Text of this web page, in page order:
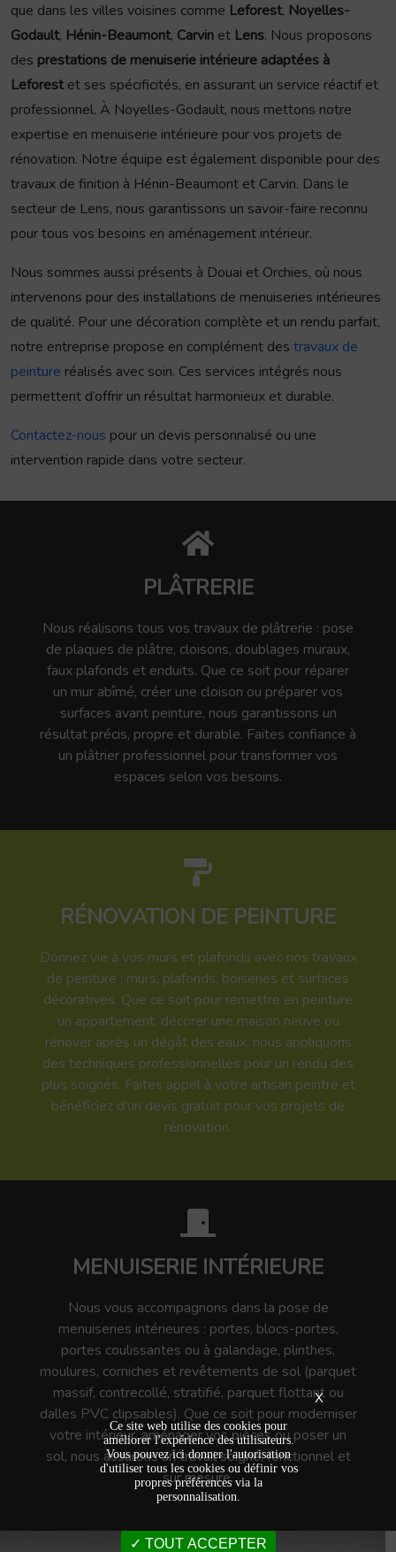
que dans les villes voisines comme Leforest, Noyelles-
Godault, Hénin-Beaumont, Carvin et Lens. Nous proposons
des prestations de menuiserie intérieure adaptées à
Leforest et ses spécificités, en assurant un service réactif et
professionnel. À Noyelles-Godault, nous mettons notre
expertise en menuiserie intérieure pour vos projets de
rénovation. Notre équipe est également disponible pour des
travaux de finition à Hénin-Beaumont et Carvin. Dans le
secteur de Lens, nous garantissons un savoir-faire reconnu
pour tous vos besoins en aménagement intérieur.
Nous sommes aussi présents à Douai et Orchies, où nous
intervenons pour des installations de menuiseries intérieures
de qualité. Pour une décoration complète et un rendu parfait,
notre entreprise propose en complément des travaux de
peinture réalisés avec soin. Ces services intégrés nous
permettent d’offrir un résultat harmonieux et durable.
Contactez-nous pour un devis personnalisé ou une
intervention rapide dans votre secteur.
PLÂTRERIE
Nous réalisons tous vos travaux de plâtrerie : pose
de plaques de plâtre, cloisons, doublages muraux,
faux plafonds et enduits. Que ce soit pour réparer
un mur abîmé, créer une cloison ou préparer vos
surfaces avant peinture, nous garantissons un
résultat précis, propre et durable. Faites confiance à
un plâtrier professionnel pour transformer vos
espaces selon vos besoins.
RÉNOVATION DE PEINTURE
Donnez vie à vos murs et plafonds avec nos travaux
de peinture : murs, plafonds, boiseries et surfaces
décoratives. Que ce soit pour remettre en peinture
un appartement, décorer une maison neuve ou
rénover après un dégât des eaux, nous appliquons
des techniques professionnelles pour un rendu des
plus soignés. Faites appel à votre artisan peintre et
bénéficiez d’un devis gratuit pour vos projets de
rénovation.
MENUISERIE INTÉRIEURE
Nous vous accompagnons dans la pose de
menuiseries intérieures : portes, blocs-portes,
portes coulissantes ou à galandage, plinthes,
moulures, corniches et revêtements de sol (parquet
massif, contrecollé, stratifié, parquet flottant ou
dalles PVC clipsables). Que ce soit pour moderniser
votre intérieur, aménager vos pièces ou poser un
sol, nous assurons un travail soigné, fonctionnel et
sur mesure.
X
Ce site web utilise des cookies pour
améliorer l'expérience des utilisateurs.
Vous pouvez ici donner l'autorisation
d'utiliser tous les cookies ou définir vos
propres préférences via la
personnalisation.
TOUT ACCEPTER